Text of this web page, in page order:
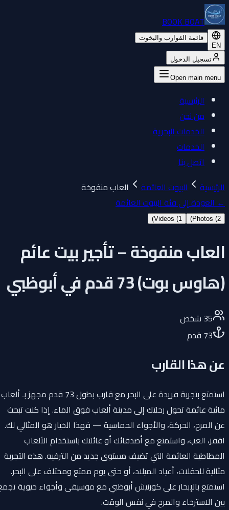
BOOK BOAT
EN
قائمة القوارب واليخوت
تسجيل الدخول
Open main menu
الرئيسية
من نحن
الخدمات البحرية
الخدمات
اتصل بنا
الرئيسية
البيوت العائمة
العاب منفوخة
←العودة إلى فئة البيوت العائمة
Photos (
)
Videos (
)
العاب منفوخة – تأجير بيت عائم
(هاوس بوت) 73 قدم في أبوظبي
35شخص
73 قدم
عن هذا القارب
استمتع بتجربة فريدة على البحر مع قارب بطول 73 قدم مجهز بـ ألعاب
مائية عائمة تحول رحلتك إلى مدينة ألعاب فوق الماء. إذا كنت تبحث
عن المرح، الحركة، والأجواء الحماسية — فهذا الخيار هو المثالي لك.
اقفز، العب، واستمتع مع أصدقائك أو عائلتك باستخدام الألعاب
المطاطية العائمة التي تضيف مستوى جديد من الترفيه. هذه التجربة
مثالية للحفلات، أعياد الميلاد، أو حتى يوم ممتع ومختلف على البحر.
استمتع بالإبحار على كورنيش أبوظبي مع موسيقى وأجواء حيوية تجمع
بين الاسترخاء والمرح في نفس الوقت.